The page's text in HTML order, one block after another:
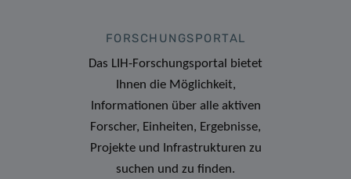
FORSCHUNGSPORTAL
Das LIH-Forschungsportal bietet
Ihnen die Möglichkeit,
Informationen über alle aktiven
Forscher, Einheiten, Ergebnisse,
Projekte und Infrastrukturen zu
suchen und zu finden.